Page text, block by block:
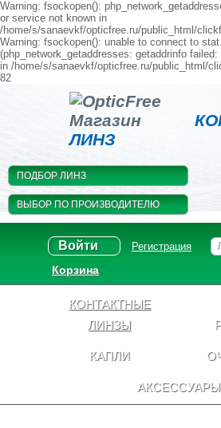
Warning: fsockopen():
or service not known in
/home/s/sanaevkf/opticfree.ru/public_html/
Warning: fsockopen(): unable to connect to
(php_network_getaddresses: getaddrinfo
in /home/s/sanaevkf/opticfree.ru/public_html/
82
Магазин
ЛИНЗ
ПОДБОР ЛИНЗ
ВЫБОР ПО ПРОИЗВОДИТЕЛЮ
Войти Регистрация
Корзина
КОНТАКТНЫЕ
ЛИНЗЫ
КАПЛИ
АКСЕССУАРЫ